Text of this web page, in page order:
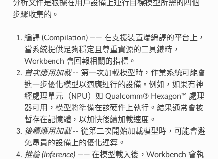
分析文件是根據在用戶設備上運行目標模型所需的四個
步驟收集的。
編譯 (Compilation) —— 在支援裝置端編譯的平台上，
當系統提供足夠穩定且尊重資源的工具鏈時，
Workbench 會回報相關的指標。
首次應用加載-- 第一次加載模型時，作業系統可能會
進一步優化模型以適應運行的設備。例如，如果有神
經處理單元（NPU）如 Qualcomm® Hexagon™ 處理
器可用，模型將準備在該硬件上執行。結果通常會被
暫存在記憶體，以加快後續加載速度。
後續應用加載-- 從第二次開始加載模型時，可能會避
免昂貴的設備上的優化運算。
推論 (Inference)—— 在模型載入後，Workbench 會執